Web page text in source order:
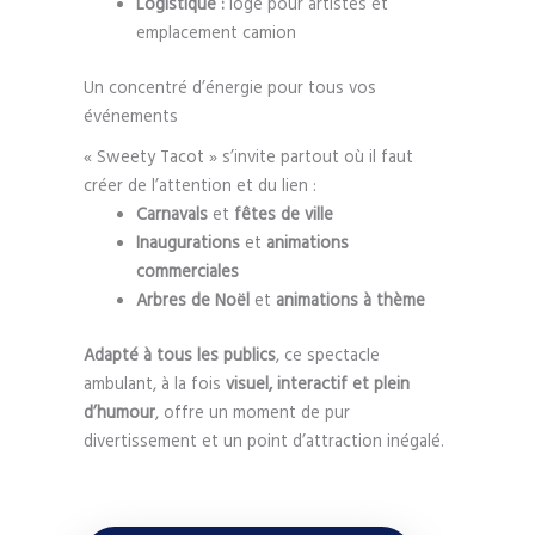
Logistique :loge pour artistes et
emplacement camion
Un concentré d’énergie pour tous vos
événements
« Sweety Tacot » s’invite partout où il faut
créer de l’attention et du lien :
Carnavalset fêtes de ville
Inaugurationset animations
commerciales
Arbres de Noëlet animations à thème
Adapté à tous les publics, ce spectacle
ambulant, à la fois visuel, interactif et plein
d’humour, offre un moment de pur
divertissement et un point d’attraction inégalé.